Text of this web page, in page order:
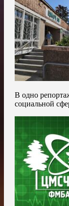
В одно
социальной